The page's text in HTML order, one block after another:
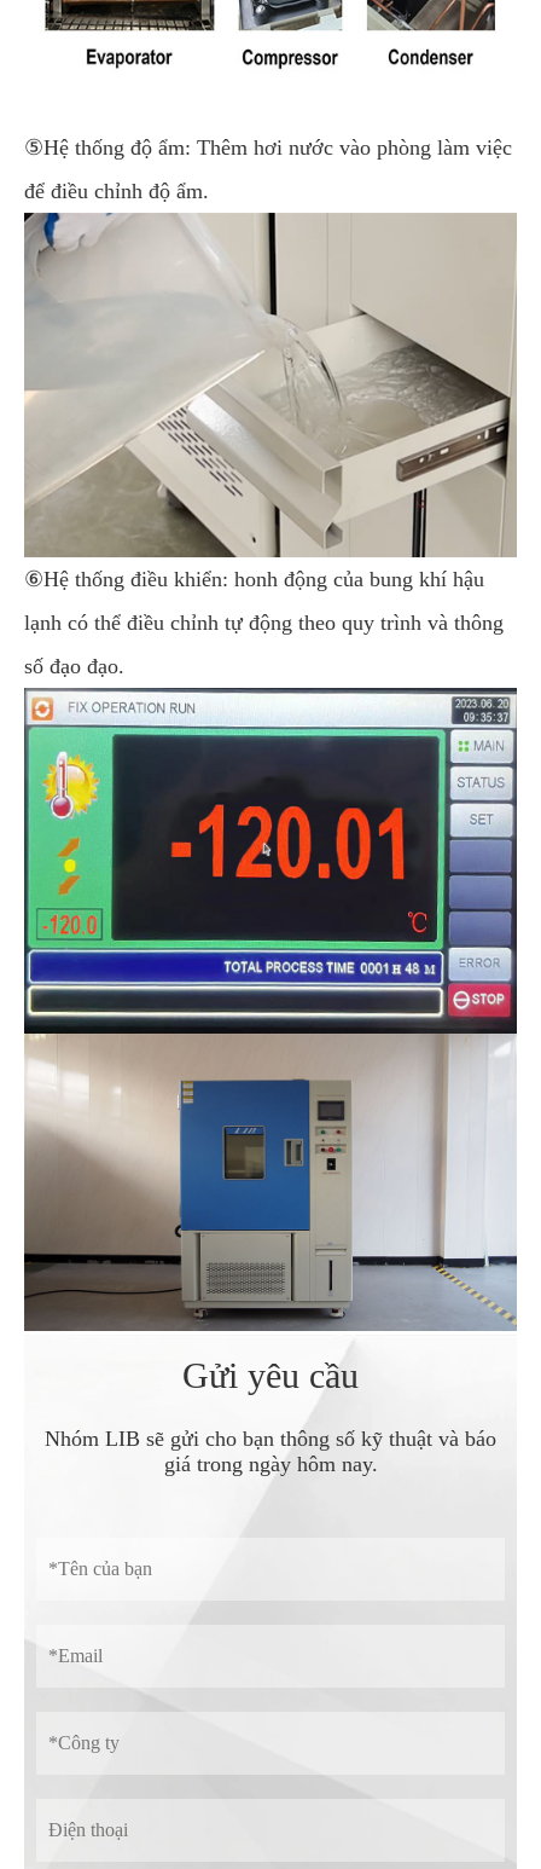
⑤Hệ thống độ ẩm: Thêm hơi nước vào phòng làm việc
để điều chỉnh độ ẩm.
⑥Hệ thống điều khiển: honh động của bung khí hậu
lạnh có thể điều chỉnh tự động theo quy trình và thông
số đạo đạo.
Gửi yêu cầu
Nhóm LIB sẽ gửi cho bạn thông số kỹ thuật và báo
giá trong ngày hôm nay.